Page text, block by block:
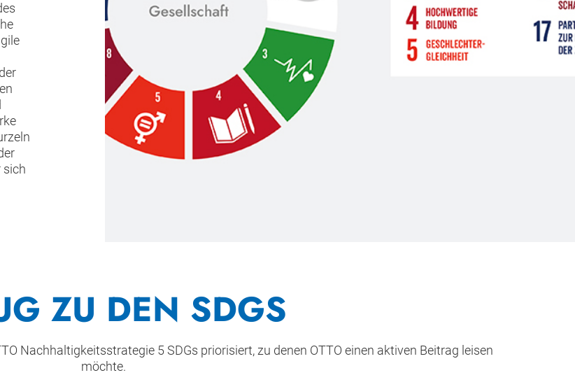
sich
ZU DEN SDGS
Nachhaltigkeitsstrategie 5 SDGs priorisiert, zu denen OTTO einen aktiven Beitrag leisen
möchte.